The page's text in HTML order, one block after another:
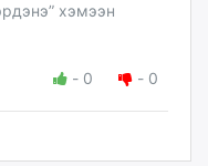
хэмээн
- 0 - 0